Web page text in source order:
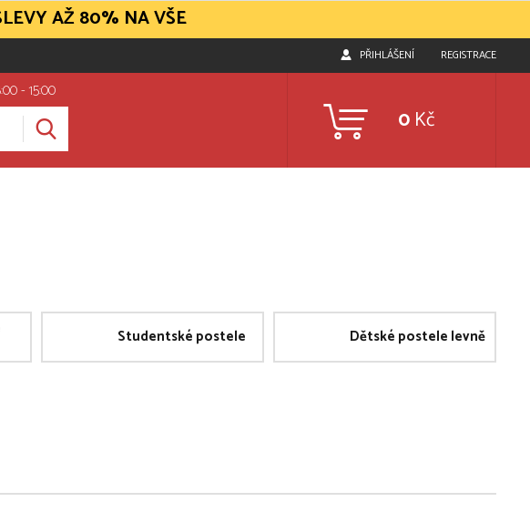
PŘIHLÁŠENÍ REGISTRACE
- 15:00
0 Kč
Studentské postele Dětské postele levně
AŽ 80% NA VŠE